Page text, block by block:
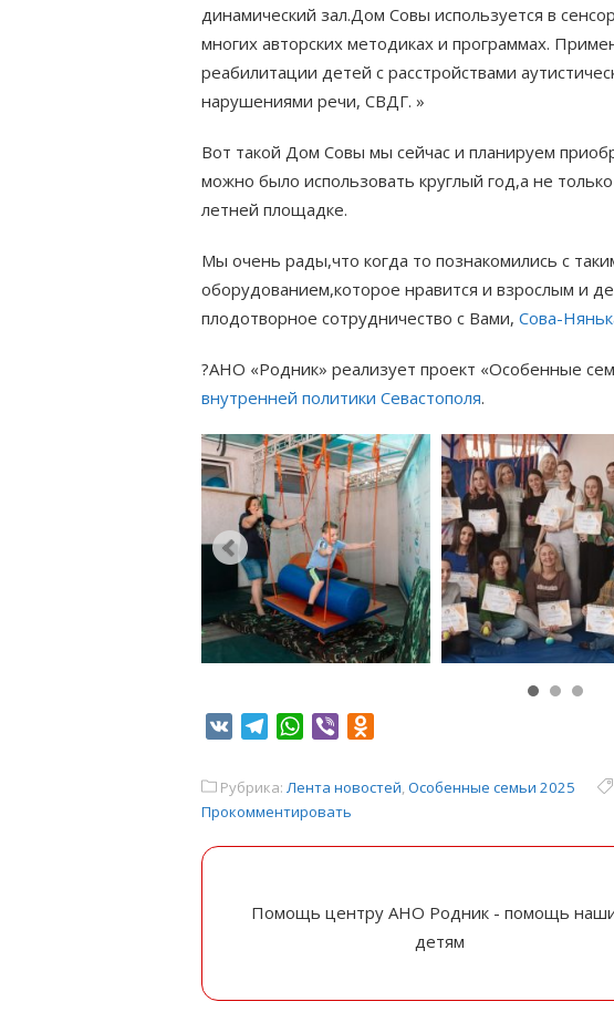
динамический зал.Дом Совы используется в
многих авторских методиках и программах.
реабилитации детей с расстройствами
нарушениями речи, СВДГ. »
Вот такой Дом Совы мы сейчас и планируем
можно было использовать круглый год,а не
летней площадке.
Мы очень рады,что когда то познакомились с
оборудованием,которое нравится и взрослым и
плодотворное сотрудничество с Вами, Сова-
?АНО «Родник» реализует проект «Особенные
внутренней политики Севастополя.
VK TelegramWhatsApp
Viber
Рубрика: Лента новостей,Особенные семьи 2025
Прокомментировать
Помощь центру АНО Родник - помощь
детям